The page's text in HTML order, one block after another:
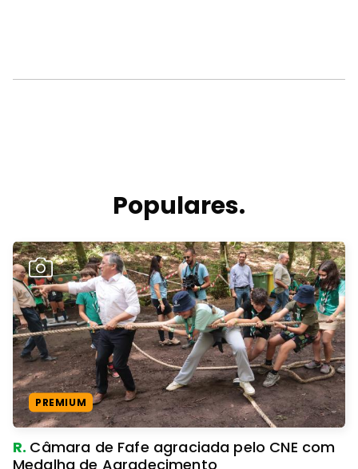
Populares.
PREMIUM
R. Câmara de Fafe agraciada pelo CNE com
Medalha de Agradecimento